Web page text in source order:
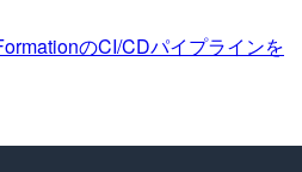
のCI/CDパイプラインを